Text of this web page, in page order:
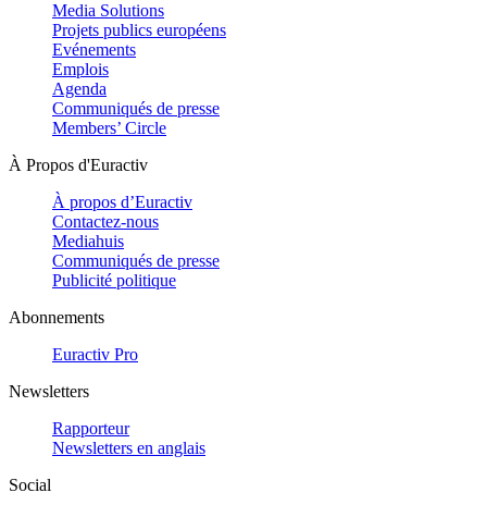
Media Solutions
Projets publics européens
Evénements
Emplois
Agenda
Communiqués de presse
Members’ Circle
À Propos d'Euractiv
À propos d’Euractiv
Contactez-nous
Mediahuis
Communiqués de presse
Publicité politique
Abonnements
Euractiv Pro
Newsletters
Rapporteur
Newsletters en anglais
Social